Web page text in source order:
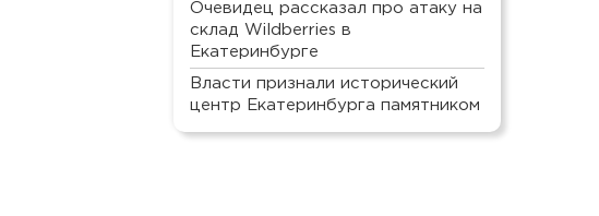
Очевидец рассказал про атаку на
склад Wildberries в
Екатеринбурге
Власти признали исторический
центр Екатеринбурга памятником